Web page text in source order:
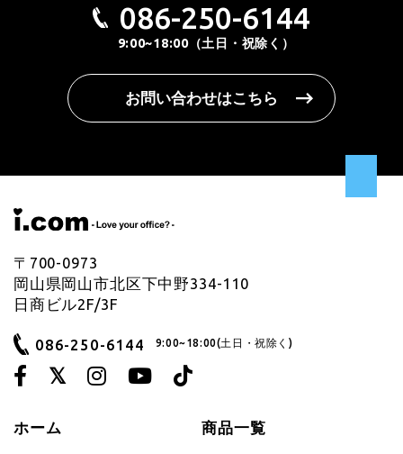
086-250-6144
9:00~18:00（土日・祝除く）
お問い合わせはこちら
〒700-0973
岡山県岡山市北区下中野334-110
日商ビル2F/3F
086-250-6144 9:00~18:00(土日・祝除く)
ホーム 商品一覧